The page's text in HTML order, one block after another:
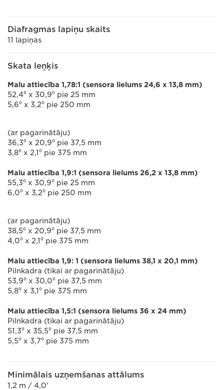
Diafragmas lapiņu skaits
11 lapiņas
Skata leņķis
Malu attiecība 1,78:1 (sensora lielums 24,6 x 13,8 mm)
52,4⁰ x 30,9⁰ pie 25 mm
5,6⁰ x 3,2⁰ pie 250 mm
(ar pagarinātāju)
36,3⁰ x 20,9⁰ pie 37,5 mm
3,8⁰ x 2,1⁰ pie 375 mm
Malu attiecība 1,9:1 (sensora lielums 26,2 x 13,8 mm)
55,3⁰ x 30,9⁰ pie 25 mm
6,0⁰ x 3,2⁰ pie 250 mm
(ar pagarinātāju)
38,5⁰ x 20,9⁰ pie 37,5 mm
4,0⁰ x 2,1⁰ pie 375 mm
Malu attiecība 1,9: 1 (sensora lielums 38,1 x 20,1 mm)
Pilnkadra (tikai ar pagarinātāju)
53,9⁰ x 30,0⁰ pie 37,5 mm
5,8⁰ x 3,1⁰ pie 375 mm
Malu attiecība 1,5:1 (sensora lielums 36 x 24 mm)
Pilnkadra (tikai ar pagarinātāju)
51,3⁰ x 35,5⁰ pie 37,5 mm
5,5⁰ x 3,7⁰ pie 375 mm
Minimālais uzņemšanas attālums
1,2 m / 4,0'